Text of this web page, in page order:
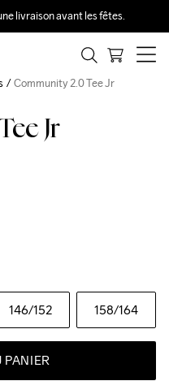
livraison avant les fêtes.
Jr
146/152 158/164
PANIER
Community 2.0 Tee Jr